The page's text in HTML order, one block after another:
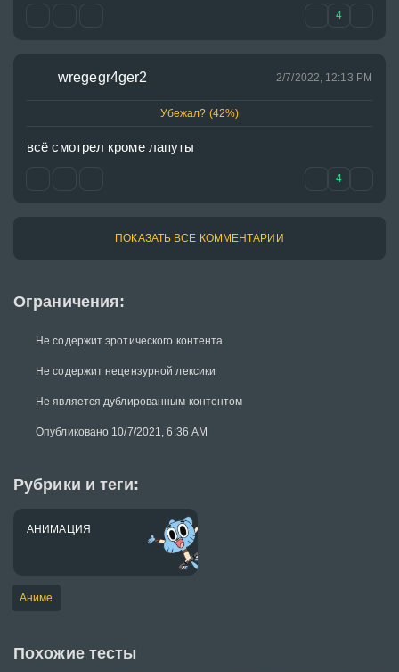
Ограничения:
Не содержит эротического контента
Не содержит нецензурной лексики
Не является дублированным контентом
Опубликовано 10/7/2021, 6:36 AM
Рубрики и теги:
АНИМАЦИЯ
Аниме
4
wregegr4ger2 2/7/2022, 12:13 PM
Убежал? (42%)
всё смотрел кроме лапуты
4
ПОКАЗАТЬ ВСЕ КОММЕНТАРИИ
Похожие тесты